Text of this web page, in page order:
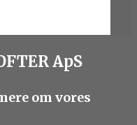
ApS
om vores